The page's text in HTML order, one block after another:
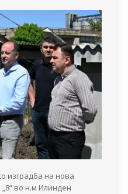
изградба на нова
во н.м Илинден